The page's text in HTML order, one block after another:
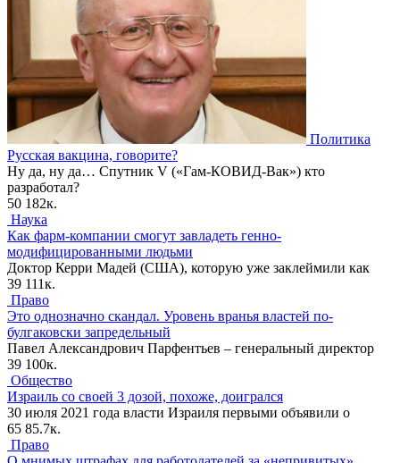
Политика
Русская вакцина, говорите?
Ну да, ну да… Спутник V («Гам-КОВИД-Вак») кто
разработал?
50 182к.
Наука
Как фарм-компании смогут завладеть генно-
модифицированными людьми
Доктор Керри Мадей (США), которую уже заклеймили как
39 111к.
Право
Это однозначно скандал. Уровень вранья властей по-
булгаковски запредельный
Павел Александрович Парфентьев – генеральный директор
39 100к.
Общество
Израиль со своей 3 дозой, похоже, доигрался
30 июля 2021 года власти Израиля первыми объявили о
65 85.7к.
Право